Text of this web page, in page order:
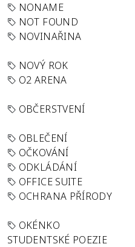
NONAME
NOT FOUND
NOVINAŘINA
NOVÝ ROK
O2 ARENA
OBČERSTVENÍ
OBLEČENÍ
OČKOVÁNÍ
ODKLÁDÁNÍ
OFFICE SUITE
OCHRANA PŘÍRODY
OKÉNKO
STUDENTSKÉ POEZIE